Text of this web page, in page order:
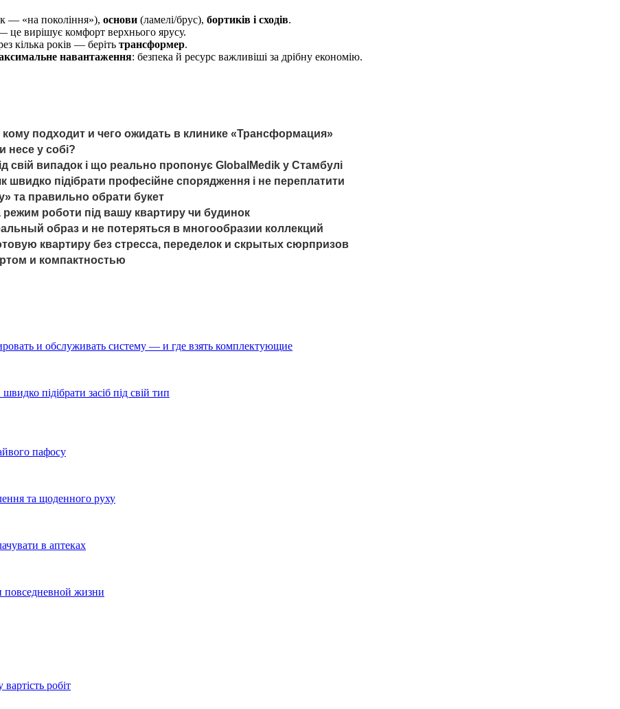
— «на покоління»), основи (ламелі/брус), бортиків і сходів.
це вирішує комфорт верхнього ярусу.
кілька років — беріть трансформер.
навантаження: безпека й ресурс важливіші за дрібну економію.
подходит и чего ожидать в клинике «Трансформация»
несе у собі?
свій випадок і що реально пропонує GlobalMedik у Стамбулі
швидко підібрати професійне спорядження і не переплатити
та правильно обрати букет
режим роботи під вашу квартиру чи будинок
образ и не потеряться в многообразии коллекций
квартиру без стресса, переделок и скрытых сюрпризов
и компактностью
и обслуживать систему — и где взять комплектующие
підібрати засіб під свій тип
пафосу
та щоденного руху
в аптеках
повседневной жизни
робіт